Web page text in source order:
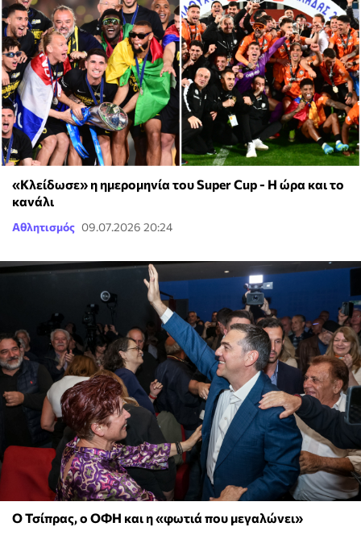
«Κλείδωσε» η ημερομηνία του Super Cup - H ώρα και το
κανάλι
Αθλητισμός 09.07.2026 20:24
Ο Τσίπρας, ο ΟΦΗ και η «φωτιά που μεγαλώνει»